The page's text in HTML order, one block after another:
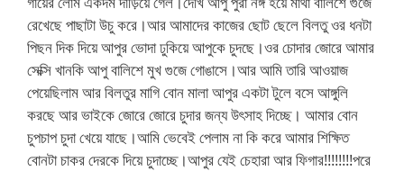
রেখেছে পাছাটা উচু করে।আর আমাদের কাজের ছোট ছেলে বিলতু ওর ধনটা
পিছন দিক দিয়ে আপুর ভোদা ঢুকিয়ে আপুকে চুদছে।ওর চোদার জোরে আমার
সেক্সি খানকি আপু বালিশে মুখ গুজে গোঙাসে।আর আমি তারি আওয়াজ
পেয়েছিলাম আর বিলতুর মাগি বোন মালা আপুর একটা টুলে বসে আঙ্গুলি
করছে আর ভাইকে জোরে জোরে চুদার জন্য উৎসাহ দিচ্ছে। আমার বোন
চুপচাপ চুদা খেয়ে যাছে।আমি ভেবেই পেলাম না কি করে আমার শিক্ষিত
বোনটা চাকর দেরকে দিয়ে চুদাচ্ছে।আপুর যেই চেহারা আর ফিগার!!!!!!!!পরে